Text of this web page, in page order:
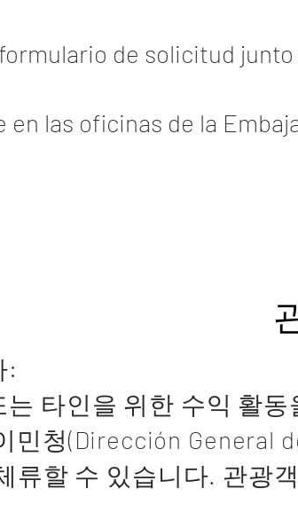
de solicitud
en las oficinas de la
:
타인을 위한 수익 활
민청(Dirección General
류할 수 있습니다. 관광